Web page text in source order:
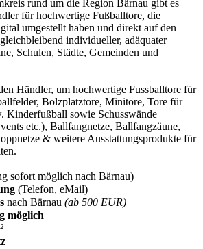
rund um die Region Bärnau gibt es
für hochwertige Fußballtore, die
umgestellt haben und direkt auf den
individueller, adäquater
Schulen, Städte, Gemeinden und
Händler, um hochwertige Fussballtore für
Bolzplatztore, Minitore, Tore für
Kinderfußball sowie Schusswände
etc.), Ballfangnetze, Ballfangzäune,
& weitere Ausstattungsprodukte für
sofort möglich nach Bärnau)
(Telefon, eMail)
nach Bärnau (ab 500 EUR)
möglich